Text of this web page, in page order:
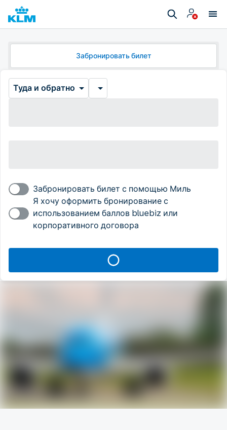
Забронировать билет
Туда и обратно
Забронировать билет с помощью Миль
Я хочу оформить бронирование с
использованием баллов bluebiz или
корпоративного договора